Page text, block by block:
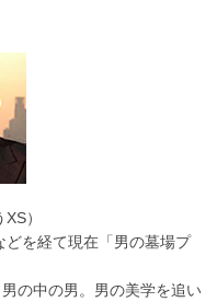
）
を経て現在「男の墓場プ
の中の男。男の美学を追い